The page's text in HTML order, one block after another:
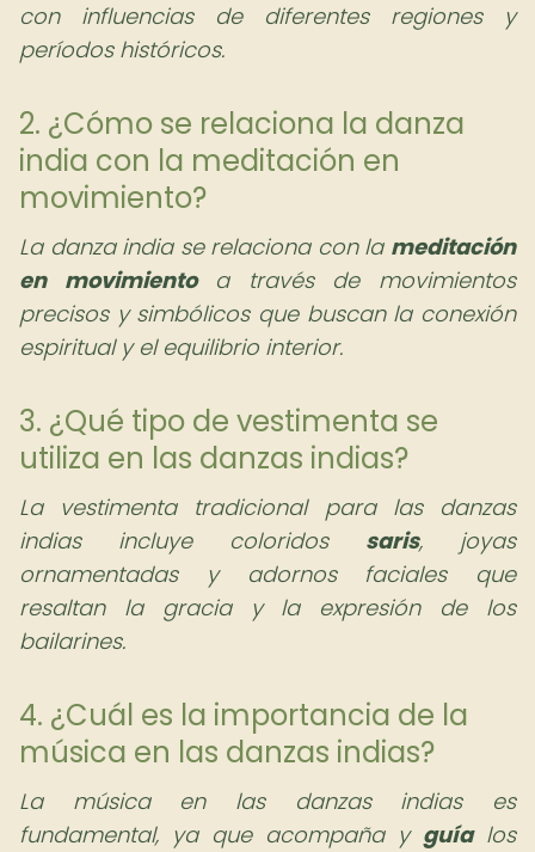
con influencias de diferentes regiones y
períodos históricos.
2. ¿Cómo se relaciona la danza
india con la meditación en
movimiento?
La danza india se relaciona con la meditación
en movimientoa través de movimientos
precisos y simbólicos que buscan la conexión
espiritual y el equilibrio interior.
3. ¿Qué tipo de vestimenta se
utiliza en las danzas indias?
La vestimenta tradicional para las danzas
indias incluye coloridos saris, joyas
ornamentadas y adornos faciales que
resaltan la gracia y la expresión de los
bailarines.
4. ¿Cuál es la importancia de la
música en las danzas indias?
La música en las danzas indias es
fundamental, ya que acompaña y guíalos